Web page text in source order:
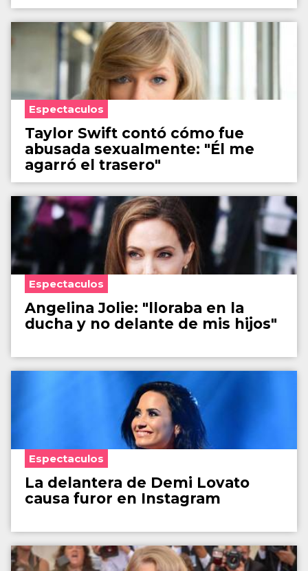
Espectaculos
Taylor Swift contó cómo fue
abusada sexualmente: "Él me
agarró el trasero"
Espectaculos
Angelina Jolie: "lloraba en la
ducha y no delante de mis hijos"
Espectaculos
La delantera de Demi Lovato
causa furor en Instagram